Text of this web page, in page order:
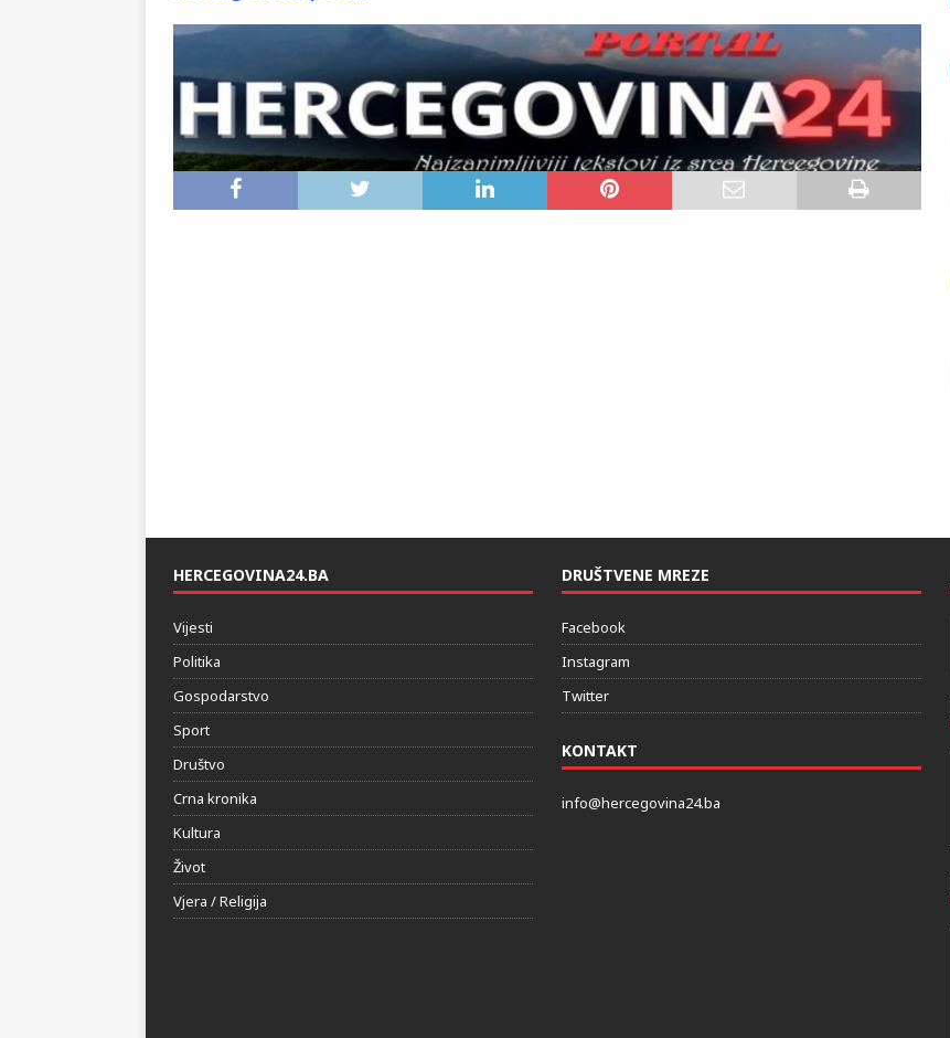
HERCEGOVINA24.BA
Vijesti
Politika
Gospodarstvo
Sport
Društvo
Crna kronika
Kultura
Život
Vjera / Religija
DRUŠTVENE MREZE
Facebook
Instagram
Twitter
KONTAKT
info@hercegovina24.ba